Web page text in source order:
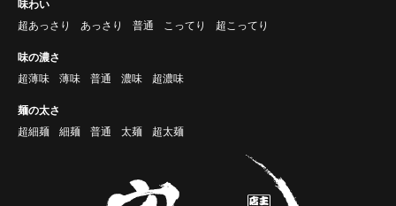
味わい
超あっさり
あっさり 普通 こってり 超こってり
味の濃さ
超薄味
薄味 普通 濃味 超濃味
麺の太さ
超細麺
細麺 普通 太麺 超太麺